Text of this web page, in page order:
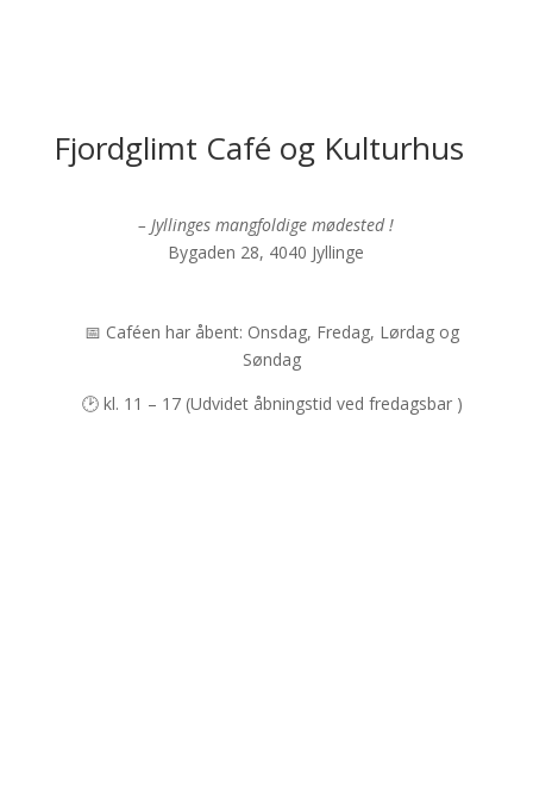
Fjordglimt Café og Kulturhus
– Jyllinges mangfoldige mødested !
Bygaden 28, 4040 Jyllinge
📅 Caféen har åbent: Onsdag, Fredag, Lørdag og
Søndag
🕑 kl. 11 – 17 (Udvidet åbningstid ved fredagsbar )